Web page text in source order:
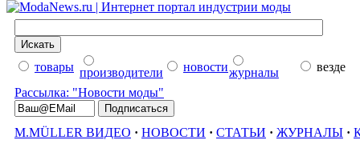
товары производители новостижурналы
везде
Рассылка: "Новости моды"
M.MÜLLER ВИДЕО · НОВОСТИ · СТАТЬИ · ЖУРНАЛЫ ·